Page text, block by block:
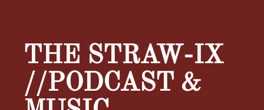
THE STRAW-IX
//PODCAST &